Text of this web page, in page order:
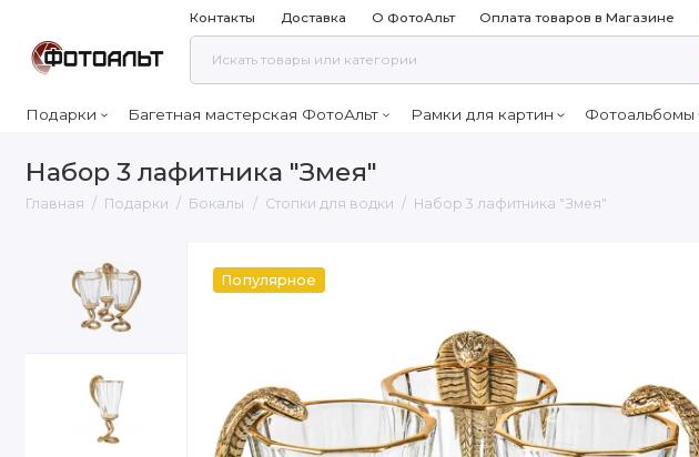
Контакты Доставка О ФотоАльт Оплата товаров в Магазине
Подарки Багетная мастерская ФотоАльт Рамки для картин Фотоальбомы
Набор 3 лафитника "Змея"
Главная Подарки Бокалы Стопки для водки Набор 3 лафитника "Змея"
Популярное